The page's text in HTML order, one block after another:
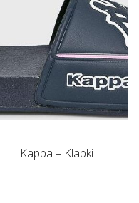
Kappa – Klapki